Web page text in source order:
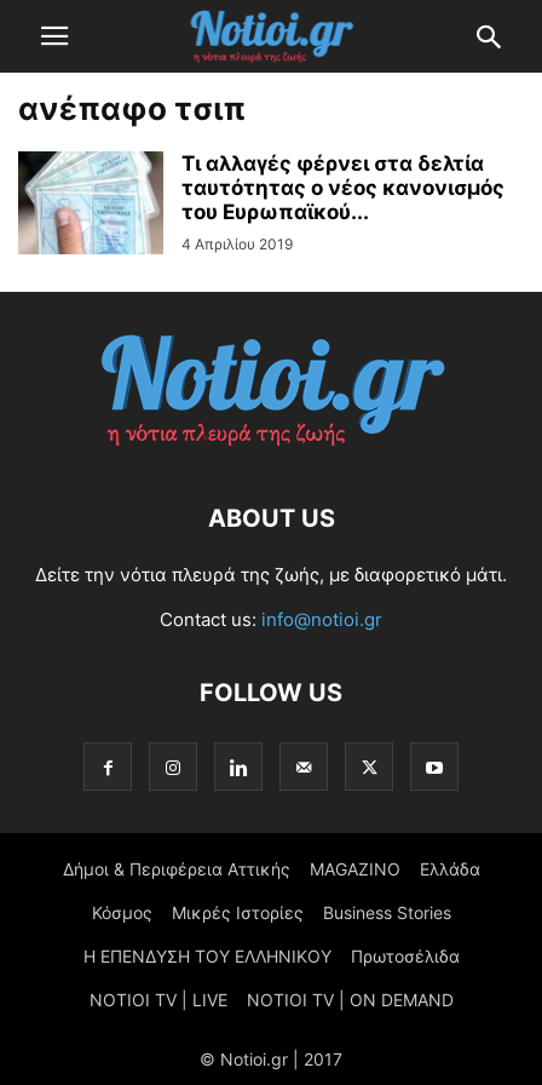
ανέπαφο τσιπ
Τι αλλαγές φέρνει στα δελτία
ταυτότητας ο νέος κανονισμός
του Ευρωπαϊκού...
4 Απριλίου 2019
ABOUT US
Δείτε την νότια πλευρά της ζωής, με διαφορετικό μάτι.
Contact us: info@notioi.gr
FOLLOW US
Δήμοι & Περιφέρεια Αττικής MAGAZINO Ελλάδα
Κόσμος Μικρές Ιστορίες Business Stories
Η ΕΠΕΝΔΥΣΗ ΤΟΥ ΕΛΛΗΝΙΚΟΥ Πρωτοσέλιδα
NOTIOI TV | LIVE NOTIOI TV | ON DEMAND
© Notioi.gr | 2017